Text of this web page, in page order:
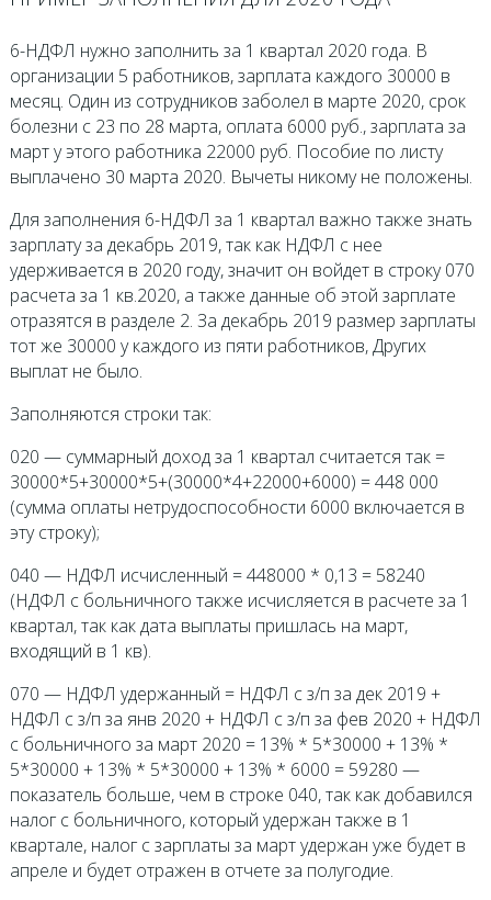
6-НДФЛ нужно заполнить за 1 квартал 2020 года. В
организации 5 работников, зарплата каждого 30000 в
месяц. Один из сотрудников заболел в марте 2020, срок
болезни с 23 по 28 марта, оплата 6000 руб., зарплата за
март у этого работника 22000 руб. Пособие по листу
выплачено 30 марта 2020. Вычеты никому не положены.
Для заполнения 6-НДФЛ за 1 квартал важно также знать
зарплату за декабрь 2019, так как НДФЛ с нее
удерживается в 2020 году, значит он войдет в строку 070
расчета за 1 кв.2020, а также данные об этой зарплате
отразятся в разделе 2. За декабрь 2019 размер зарплаты
тот же 30000 у каждого из пяти работников, Других
выплат не было.
Заполняются строки так:
020 — суммарный доход за 1 квартал считается так =
30000*5+30000*5+(30000*4+22000+6000) = 448 000
(сумма оплаты нетрудоспособности 6000 включается в
эту строку);
040 — НДФЛ исчисленный = 448000 * 0,13 = 58240
(НДФЛ с больничного также исчисляется в расчете за 1
квартал, так как дата выплаты пришлась на март,
входящий в 1 кв).
070 — НДФЛ удержанный = НДФЛ с з/п за дек 2019 +
НДФЛ с з/п за янв 2020 + НДФЛ с з/п за фев 2020 + НДФЛ
с больничного за март 2020 = 13% * 5*30000 + 13% *
5*30000 + 13% * 5*30000 + 13% * 6000 = 59280 —
показатель больше, чем в строке 040, так как добавился
налог с больничного, который удержан также в 1
квартале, налог с зарплаты за март удержан уже будет в
апреле и будет отражен в отчете за полугодие.